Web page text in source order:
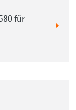
für